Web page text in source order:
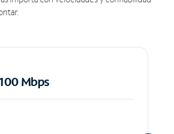
Mbps